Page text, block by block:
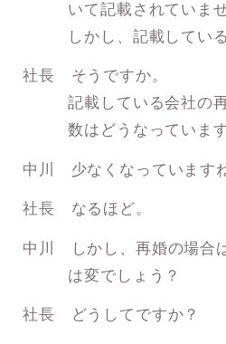
いて記載されていませ
しかし、記載してい
社長 そうですか。
記載している会社の
数はどうなっていま
中川 少なくなっています
社長 なるほど。
中川 しかし、再婚の場合
は変でしょう？
社長 どうしてですか？